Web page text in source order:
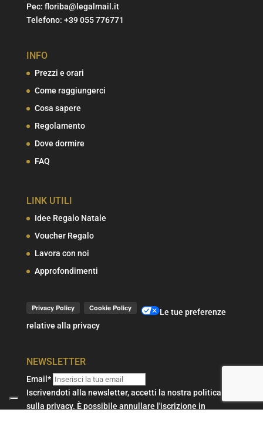
Pec: floriba@legalmail.it
Telefono: +39 055 776771
INFO
Prezzi e orari
Come raggiungerci
Cosa sapere
Regolamento
Dove dormire
FAQ
LINK UTILI
Idee Regalo Natale
Voucher Regalo
Lavora con noi
Approfondimenti
Le tue preferenze
relative alla privacy
NEWSLETTER
Email*
Iscrivendoti alla newsletter, accetti la nostra politica
sulla privacy. È possibile annullare l'iscrizione in